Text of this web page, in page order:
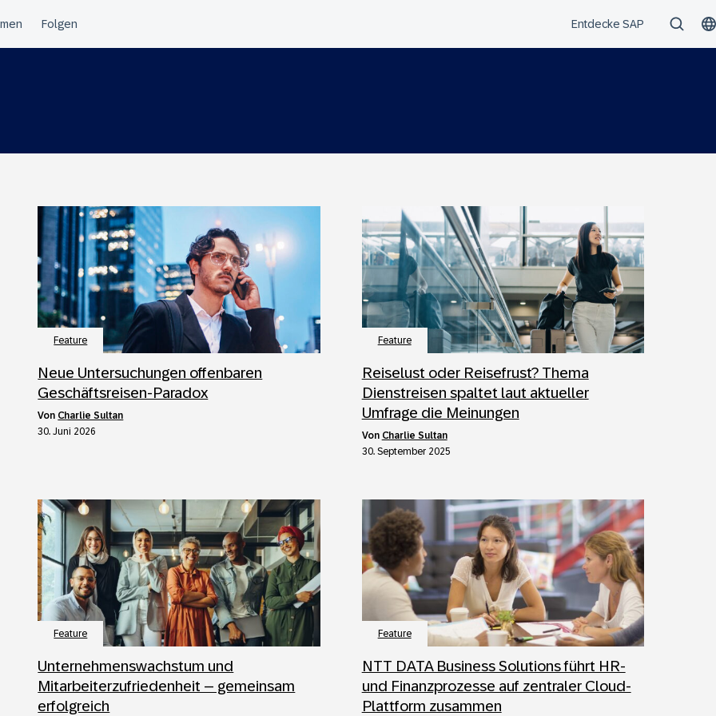
Feature
Neue Untersuchungen offenbaren
Geschäftsreisen-Paradox
von Charlie Sultan
30. Juni 2026
Feature
Reiselust oder Reisefrust? Thema
Dienstreisen spaltet laut aktueller
Umfrage die Meinungen
von Charlie Sultan
30. September 2025
Feature
Unternehmenswachstum und
Mitarbeiterzufriedenheit – gemeinsam
erfolgreich
Feature
NTT DATA Business Solutions führt HR-
und Finanzprozesse auf zentraler Cloud-
Plattform zusammen